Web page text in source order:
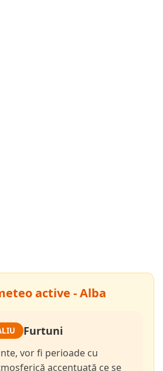
active - Alba
Furtuni
vor fi perioade cu
accentuată ce se